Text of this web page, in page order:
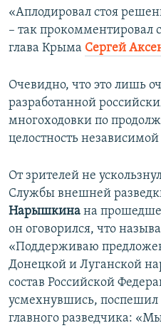
«Аплодировал стоя
– так прокомментировал
глава Крыма Сергей
Очевидно, что это лишь
разработанной
многоходовки по
целостность
От зрителей не
Службы внешней
Нарышкина на
он оговорился, что
«Поддерживаю
Донецкой и Луганской
состав Российской
усмехнувшись, поспешил
главного разведчика: